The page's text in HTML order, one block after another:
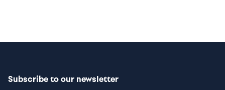
Subscribe to our newsletter